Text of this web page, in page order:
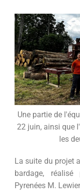
Une partie de
22 juin, ainsi que
les
La suite du projet
bardage,
Pyrenées M.